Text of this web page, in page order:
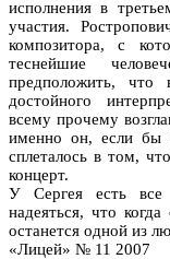
исполнения в
участия.
композитора, с
теснейшие
предположить, что
достойного
всему прочему
именно он, если бы
сплеталось в том,
концерт.
У Сергея есть все
надеяться, что
останется одной из
«Лицей» № 11 2007